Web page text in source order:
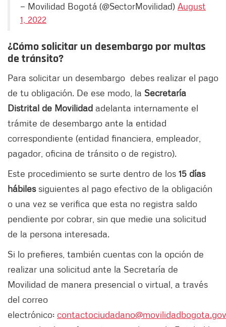
— Movilidad Bogotá (@SectorMovilidad) August
1, 2022
¿Cómo solicitar un desembargo por multas
de tránsito?
Para solicitar un desembargo debes realizar el pago
de tu obligación. De ese modo, la Secretaría
Distrital de Movilidad adelanta internamente el
trámite de desembargo ante la entidad
correspondiente (entidad financiera, empleador,
pagador, oficina de tránsito o de registro).
Este procedimiento se surte dentro de los 15 días
hábilessiguientes al pago efectivo de la obligación
o una vez se verifica que esta no registra saldo
pendiente por cobrar, sin que medie una solicitud
de la persona interesada.
Si lo prefieres, también cuentas con la opción de
realizar una solicitud ante la Secretaría de
Movilidad de manera presencial o virtual, a través
del correo
electrónico: